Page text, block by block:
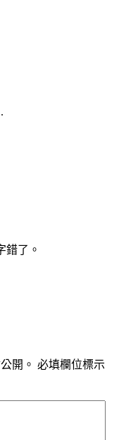
錯了。
開。 必填欄位標示